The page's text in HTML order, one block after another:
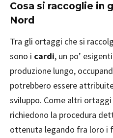
Cosa si raccoglie in
Nord
Tra gli ortaggi che si
sono i cardi, un po’
produzione lungo,
potrebbero essere
sviluppo. Come altri
richiedono la procedura
ottenuta legando fra loro i